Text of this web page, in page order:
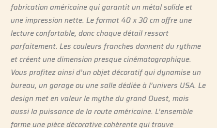
fabrication américaine qui garantit un métal solide et
une impression nette. Le format 40 x 30 cm offre une
lecture confortable, donc chaque détail ressort
parfaitement. Les couleurs franches donnent du rythme
et créent une dimension presque cinématographique.
Vous profitez ainsi d’un objet décoratif qui dynamise un
bureau, un garage ou une salle dédiée à l’univers USA. Le
design met en valeur le mythe du grand Ouest, mais
aussi la puissance de la route américaine. L’ensemble
forme une pièce décorative cohérente qui trouve